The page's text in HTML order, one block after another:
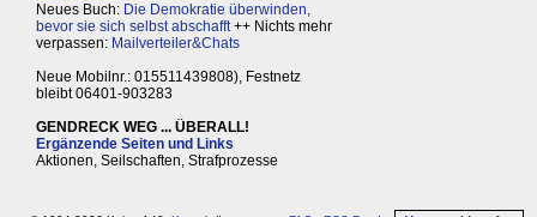
Neues Buch: Die Demokratie überwinden,
bevor sie sich selbst abschafft++ Nichts mehr
verpassen: Mailverteiler&Chats
Neue Mobilnr.: 015511439808), Festnetz
bleibt 06401-903283
GENDRECK WEG ... ÜBERALL!
Ergänzende Seiten und Links
Aktionen, Seilschaften, Strafprozesse